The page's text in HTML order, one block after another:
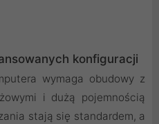
konfiguracji
wymaga obudowy z
i dużą pojemnością
stają się standardem, a